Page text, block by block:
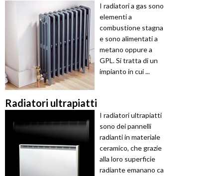
I radiatori a gas sono
elementi a
combustione stagna
e sono alimentati a
metano oppure a
GPL. Si tratta di un
impianto in cui ...
Radiatori ultrapiatti
I radiatori ultrapiatti
sono dei pannelli
radianti in materiale
ceramico, che grazie
alla loro superficie
radiante emanano ca